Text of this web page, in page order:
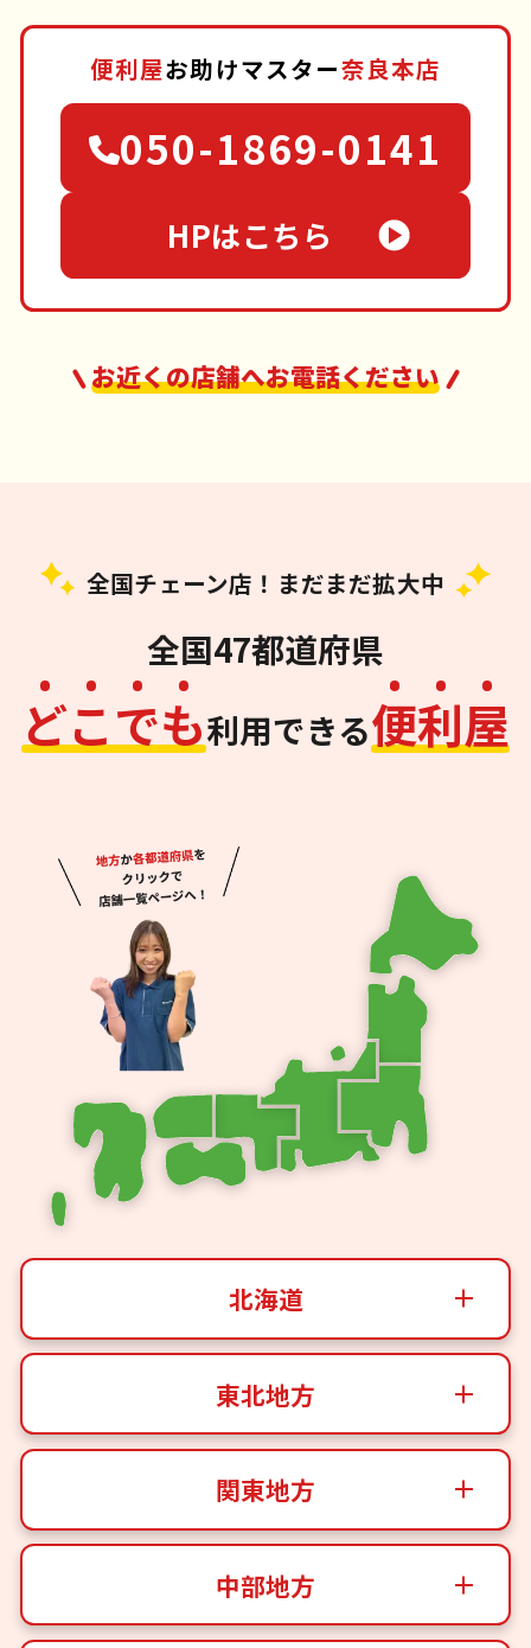
便利屋お助けマスター奈良本店
050-1869-0141
HPはこちら
お近くの店舗へお電話ください
全国チェーン店！まだまだ拡大中
全国47都道府県
どこでも利用できる便利屋
北海道
東北地方
関東地方
中部地方